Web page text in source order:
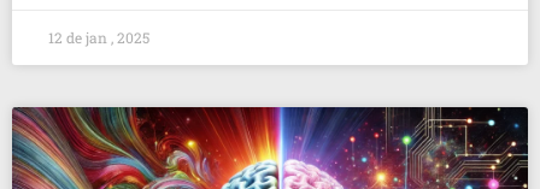
12 de jan , 2025